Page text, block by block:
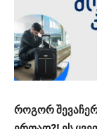
როგორ